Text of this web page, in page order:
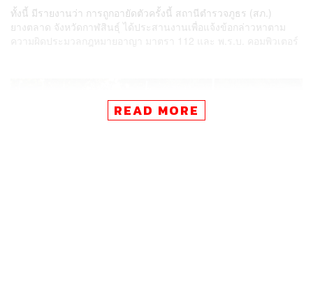
ทั้งนี้ มีรายงานว่า การถูกอายัดตัวครั้งนี้ สถานีตำรวจภูธร (สภ.)
ยางตลาด จังหวัดกาฬสินธุ์ ได้ประสานงานเพื่อแจ้งข้อกล่าวหาตาม
ความผิดประมวลกฎหมายอาญา มาตรา 112 และ พ.ร.บ. คอมพิวเตอร์
READ MORE